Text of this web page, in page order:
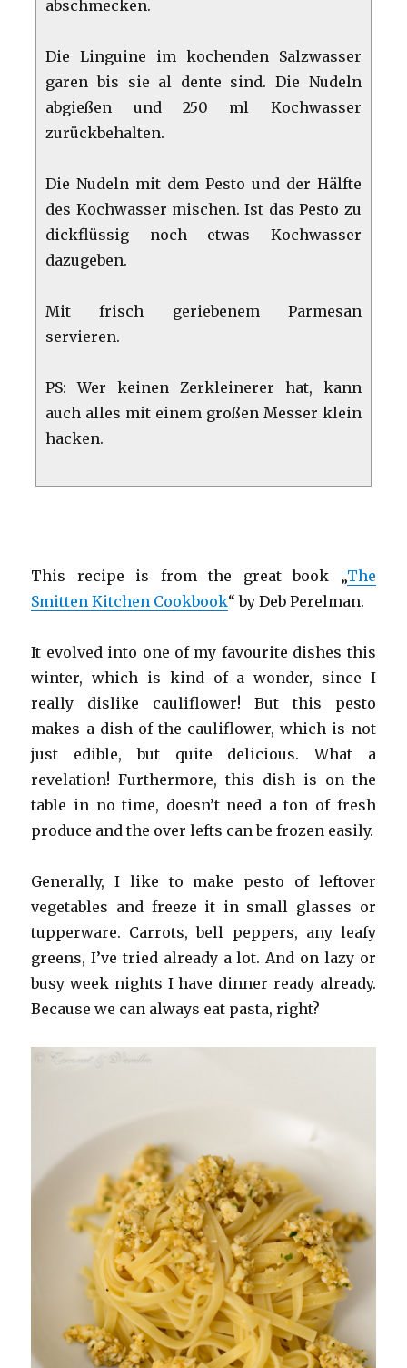
abschmecken.
Die Linguine im kochenden Salzwasser
garen bis sie al dente sind. Die Nudeln
abgießen und 250 ml Kochwasser
zurückbehalten.
Die Nudeln mit dem Pesto und der Hälfte
des Kochwasser mischen. Ist das Pesto zu
dickflüssig noch etwas Kochwasser
dazugeben.
Mit frisch geriebenem Parmesan
servieren.
PS: Wer keinen Zerkleinerer hat, kann
auch alles mit einem großen Messer klein
hacken.
This recipe is from the great book „The
Smitten Kitchen Cookbook“ by Deb Perelman.
It evolved into one of my favourite dishes this
winter, which is kind of a wonder, since I
really dislike cauliflower! But this pesto
makes a dish of the cauliflower, which is not
just edible, but quite delicious. What a
revelation! Furthermore, this dish is on the
table in no time, doesn’t need a ton of fresh
produce and the over lefts can be frozen easily.
Generally, I like to make pesto of leftover
vegetables and freeze it in small glasses or
tupperware. Carrots, bell peppers, any leafy
greens, I’ve tried already a lot. And on lazy or
busy week nights I have dinner ready already.
Because we can always eat pasta, right?